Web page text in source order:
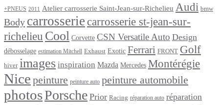
+PNEUS 2011 Atelier carrosserie Saint-Jean-sur-Richelieu Audi bmw
Body carrosserie carrosserie st-jean-sur-
richelieu Cool Corvette CSN Versatile Auto Design
débosselage estimation Mitchell Exhaust Exotic Ferrari FRONT Golf
hiver images inspiration Mazda Mercedes Montérégie
Nice peinture peinture auto peinture automobile
photosPorsche Prior Racing réparation auto réparation